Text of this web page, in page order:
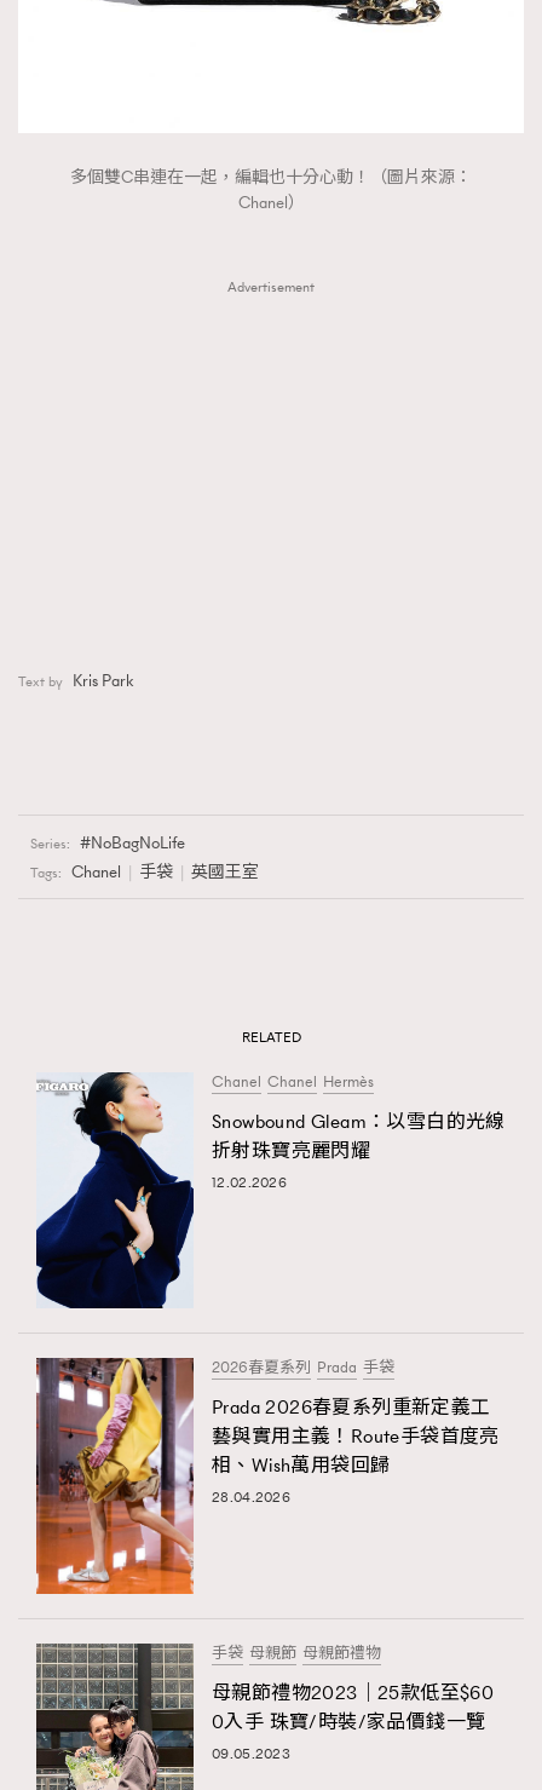
多個雙C串連在一起，編輯也十分心動！（圖片來源：
Chanel）
Advertisement
Text by Kris Park
Series: NoBagNoLife
Tags: Chanel 手袋 英國王室
RELATED
Chanel Chanel Hermès
Snowbound Gleam：以雪白的光線
折射珠寶亮麗閃耀
12.02.2026
2026春夏系列 Prada 手袋
Prada 2026春夏系列重新定義工
藝與實用主義！Route手袋首度亮
相、Wish萬用袋回歸
28.04.2026
手袋 母親節 母親節禮物
母親節禮物2023｜25款低至$60
0入手 珠寶/時裝/家品價錢一覽
09.05.2023